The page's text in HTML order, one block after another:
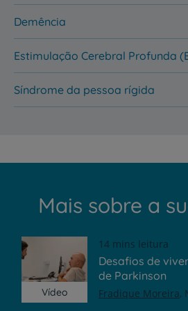
Demência
Estimulação Cerebral Profunda
Síndrome da pessoa rígida
Mais sobre a
Vídeo
14 mins leitura
Desafios de
de Parkinson
Fradique Moreira